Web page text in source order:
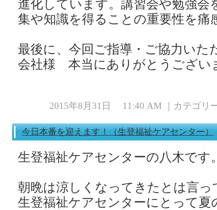
進化しています。講習会や勉強会
集や知識を得ることの重要性を痛
最後に、今回ご指導・ご協力いた
会社様 本当にありがとうござい
2015年8月31日 11:40 AM ｜カテゴリ
今日本番を迎えます！（生登福祉ケアセンター）
生登福祉ケアセンターの八木です
朝晩は涼しくなってきたとは言
生登福祉ケアセンターにとって夏